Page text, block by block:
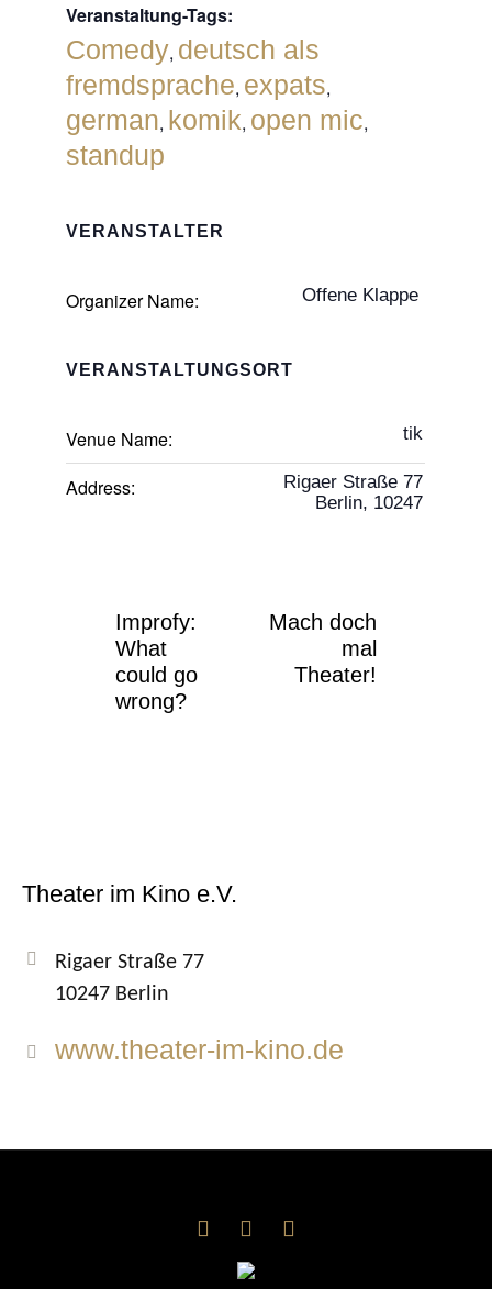
Veranstaltung-Tags:
Comedy, deutsch als
fremdsprache, expats,
german, komik, open mic,
standup
VERANSTALTUNGSORT
Venue Name: tik
Address:
Rigaer Straße 77
Berlin, 10247
VERANSTALTER
Organizer Name: Offene Klappe
Improfy:
What
could go
wrong?
Mach doch
mal
Theater!
Theater im Kino e.V.
Rigaer Straße 77
10247 Berlin
www.theater-im-kino.de